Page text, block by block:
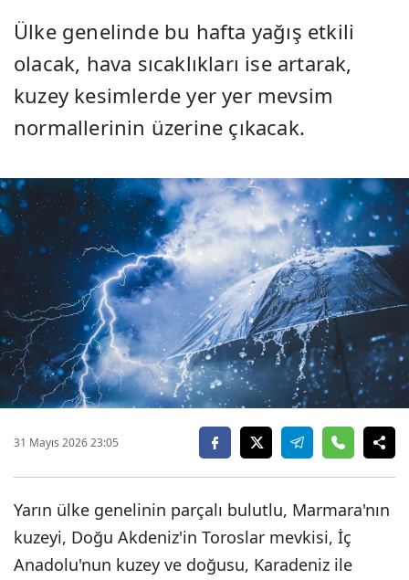
Ülke genelinde bu hafta yağış etkili
olacak, hava sıcaklıkları ise artarak,
kuzey kesimlerde yer yer mevsim
normallerinin üzerine çıkacak.
31 Mayıs 2026 23:05
Yarın ülke genelinin parçalı bulutlu, Marmara'nın
kuzeyi, Doğu Akdeniz'in Toroslar mevkisi, İç
Anadolu'nun kuzey ve doğusu, Karadeniz ile